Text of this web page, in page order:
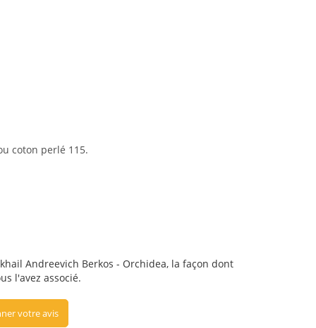
coton perlé 115.
Andreevich Berkos - Orchidea, la façon dont
l'avez associé.
votre avis